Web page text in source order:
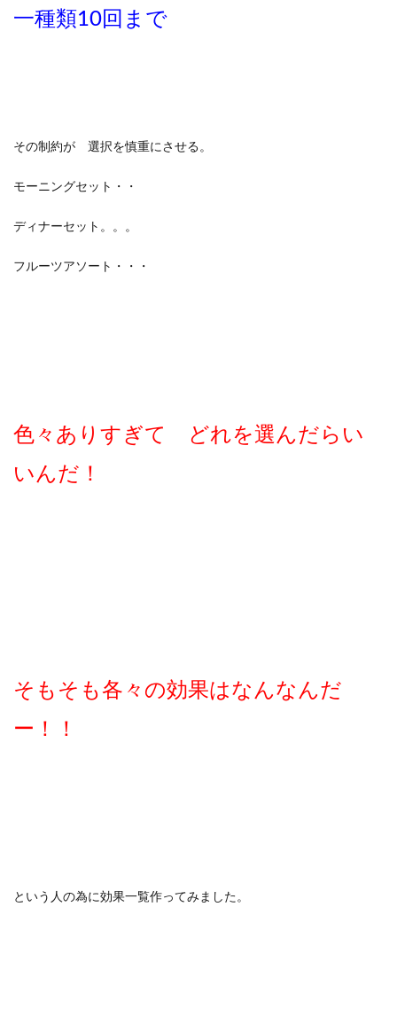
一種類10回まで
その制約が 選択を慎重にさせる。
モーニングセット・・
ディナーセット。。。
フルーツアソート・・・
色々ありすぎて どれを選んだらい
いんだ！
そもそも各々の効果はなんなんだ
ー！！
という人の為に効果一覧作ってみました。